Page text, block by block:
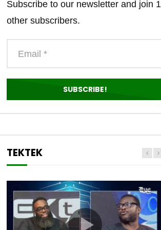
Subscribe to our newsletter and join 1
other subscribers.
TEKTEK